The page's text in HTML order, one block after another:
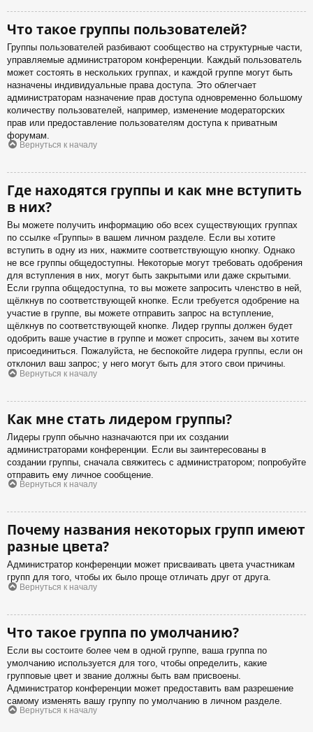
Что такое группы пользователей?
Группы пользователей разбивают сообщество на структурные части,
управляемые администратором конференции. Каждый пользователь
может состоять в нескольких группах, и каждой группе могут быть
назначены индивидуальные права доступа. Это облегчает
администраторам назначение прав доступа одновременно большому
количеству пользователей, например, изменение модераторских
прав или предоставление пользователям доступа к приватным
форумам.
Вернуться к началу
Где находятся группы и как мне вступить
в них?
Вы можете получить информацию обо всех существующих группах
по ссылке «Группы» в вашем личном разделе. Если вы хотите
вступить в одну из них, нажмите соответствующую кнопку. Однако
не все группы общедоступны. Некоторые могут требовать одобрения
для вступления в них, могут быть закрытыми или даже скрытыми.
Если группа общедоступна, то вы можете запросить членство в ней,
щёлкнув по соответствующей кнопке. Если требуется одобрение на
участие в группе, вы можете отправить запрос на вступление,
щёлкнув по соответствующей кнопке. Лидер группы должен будет
одобрить ваше участие в группе и может спросить, зачем вы хотите
присоединиться. Пожалуйста, не беспокойте лидера группы, если он
отклонил ваш запрос; у него могут быть для этого свои причины.
Вернуться к началу
Как мне стать лидером группы?
Лидеры групп обычно назначаются при их создании
администраторами конференции. Если вы заинтересованы в
создании группы, сначала свяжитесь с администратором; попробуйте
отправить ему личное сообщение.
Вернуться к началу
Почему названия некоторых групп имеют
разные цвета?
Администратор конференции может присваивать цвета участникам
групп для того, чтобы их было проще отличать друг от друга.
Вернуться к началу
Что такое группа по умолчанию?
Если вы состоите более чем в одной группе, ваша группа по
умолчанию используется для того, чтобы определить, какие
групповые цвет и звание должны быть вам присвоены.
Администратор конференции может предоставить вам разрешение
самому изменять вашу группу по умолчанию в личном разделе.
Вернуться к началу